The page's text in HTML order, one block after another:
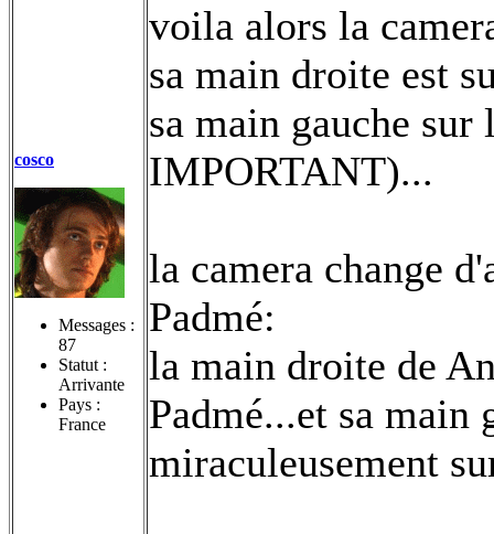
cosco
Messages :
87
Statut :
Arrivante
Pays :
France
voila alors la
sa main droite est
sa main gauche
IMPORTANT)...
la camera change
Padmé:
la main droite de
Padmé...et sa main
miraculeusement